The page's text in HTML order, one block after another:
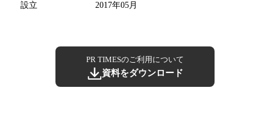
設立
2017年05月
PR TIMESのご利用について
資料をダウンロード